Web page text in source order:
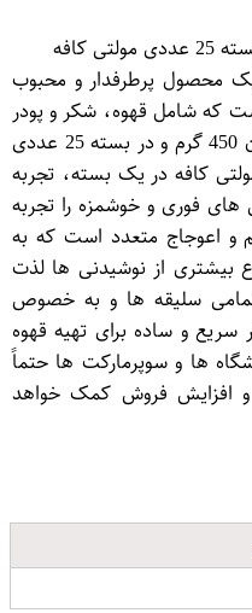
کافه، یک محصول پرطرفدار و محبوب
که شامل قهوه، شکر و پودر
شیر می باشد. این محصول به میزان 450 گرم و در بسته 25 عددی
کافه در یک بسته، تجربه
فوری و خوشمزه را تجربه
و اعوجاج متعدد است که به
بیشتری از نوشیدنی ها لذت
سلیقه ها و به خصوص
سریع و ساده برای تهیه قهوه
ها و سوپرمارکت ها حتماً
و افزایش فروش کمک خواهد